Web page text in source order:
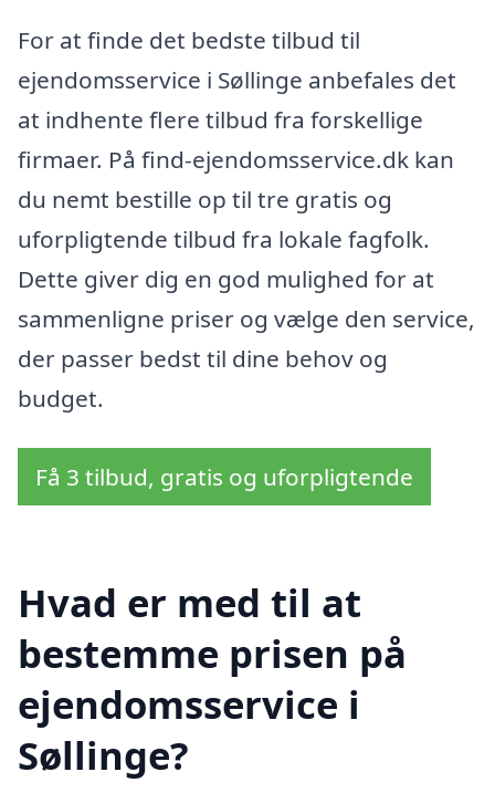
For at finde det bedste tilbud til
ejendomsservice i Søllinge anbefales det
at indhente flere tilbud fra forskellige
firmaer. På find-ejendomsservice.dk kan
du nemt bestille op til tre gratis og
uforpligtende tilbud fra lokale fagfolk.
Dette giver dig en god mulighed for at
sammenligne priser og vælge den service,
der passer bedst til dine behov og
budget.
Få 3 tilbud, gratis og uforpligtende
Hvad er med til at
bestemme prisen på
ejendomsservice i
Søllinge?